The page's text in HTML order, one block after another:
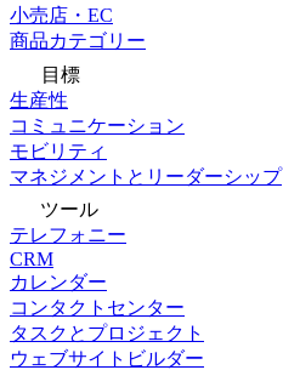
小売店・EC
商品カテゴリー
目標
生産性
コミュニケーション
モビリティ
マネジメントとリーダーシップ
ツール
テレフォニー
CRM
カレンダー
コンタクトセンター
タスクとプロジェクト
ウェブサイトビルダー